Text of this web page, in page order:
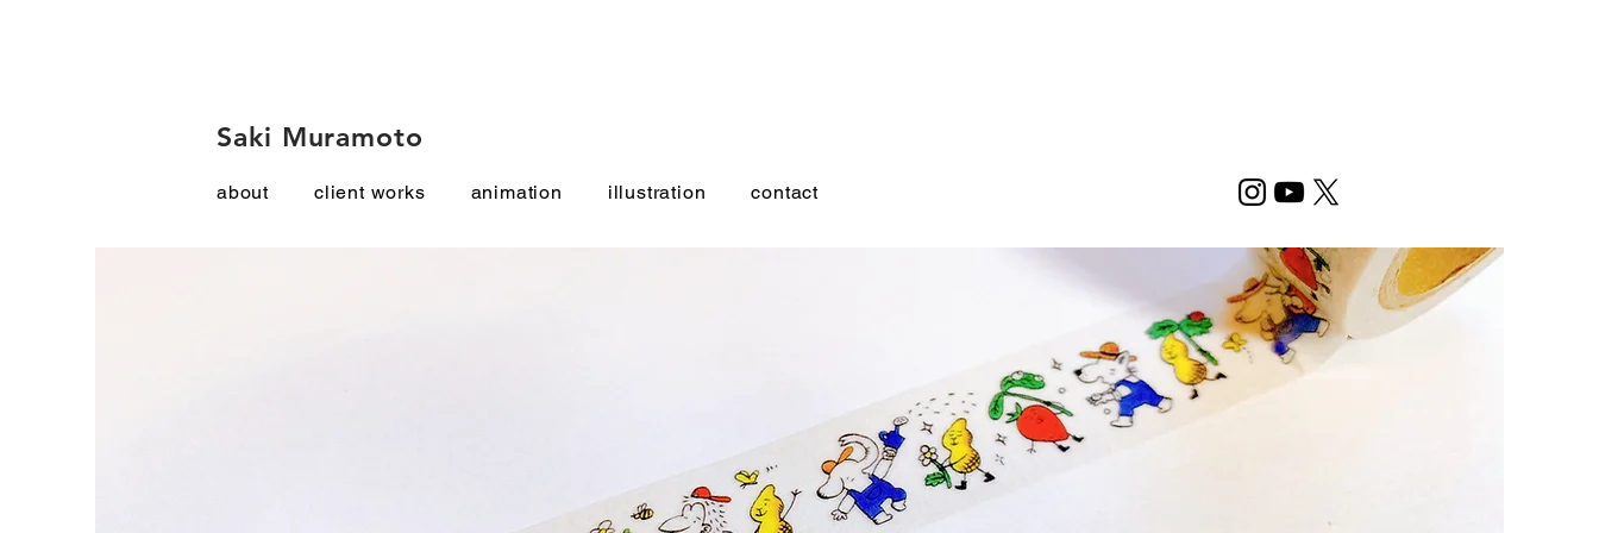
Saki Muramoto
about client works animation illustration contact